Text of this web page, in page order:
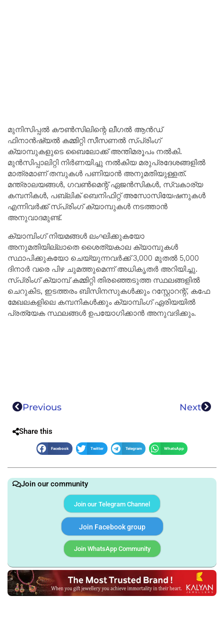
മുനിസിപ്പൽ കൗൺസിലിന്റെ ലീഗൽ ആൻഡ്
ഫിനാൻഷ്യൽ കമ്മിറ്റി സീസണൽ സ്പ്രിംഗ്
ക്യാമ്പുകളുടെ ബൈലോക്ക് അന്തിമരൂപം നൽകി.
മുൻസിപ്പാലിറ്റി നിർണയിച്ചു നൽകിയ മരുപ്രദേശങ്ങളിൽ
മാത്രമാണ് തമ്പുകൾ പണിയാൻ അനുമതിയുള്ളത്.
മന്ത്രാലയങ്ങൾ, ഗവൺമെന്റ് ഏജൻസികൾ, സ്വകാര്യ
കമ്പനികൾ, പബ്ലിക് ബെനിഫിറ്റ് അസോസിയേഷനുകൾ
എന്നിവർക്ക് സ്പ്രിംഗ് ക്യാമ്പുകൾ നടത്താൻ
അനുവാദമുണ്ട്.
ക്യാമ്പിംഗ് നിയമങ്ങൾ ലംഘിക്കുകയോ
അനുമതിയില്ലാതെ ശൈത്യകാല ക്യാമ്പുകൾ
സ്ഥാപിക്കുകയോ ചെയ്യുന്നവർക്ക് 3,000 മുതൽ 5,000
ദിനാർ വരെ പിഴ ചുമത്തുമെന്ന് അധികൃതർ അറിയിച്ചു.
സ്പ്രിംഗ് ക്യാമ്പ് കമ്മിറ്റി തിരഞ്ഞെടുത്ത സ്ഥലങ്ങളിൽ
ചെറുകിട, ഇടത്തരം ബിസിനസുകൾക്കും റസ്റ്റോറന്റ്, കഫേ
മേഖലകളിലെ കമ്പനികൾക്കും ക്യാമ്പിംഗ് ഏരിയയിൽ
പ്രത്യേക സ്ഥലങ്ങൾ ഉപയോഗിക്കാൻ അനുവദിക്കും.
Previous Next
Share this
Facebook Twitter Telegram WhatsApp
Join our community
Join our Telegram Channel
Join Facebook group
Join WhatsApp Community